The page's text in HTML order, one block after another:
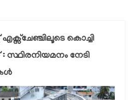
കൊച്ചി
: സ്ഥിരനിയമനം നേടി